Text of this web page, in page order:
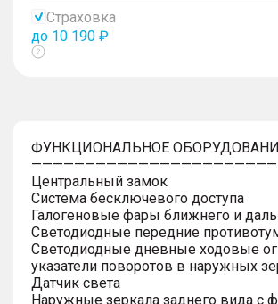
Страховка
до 10 190 ₽
Показать
ФУНКЦИОНАЛЬНОЕ
Центральный замок
Система бесключевого доступа
Галогеновые фары ближнего и
Светодиодные передние
Светодиодные дневные ходовые
указатели поворотов в наружных
Датчик света
Наружные зеркала заднего вида с